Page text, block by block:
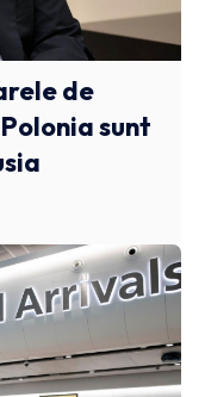
de
sunt